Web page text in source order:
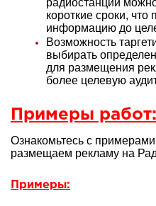
короткие сроки, что
информацию до
Возможность
выбирать
для размещения
более целевую
Примеры работ:
Ознакомьтесь с
размещаем рекламу на
Примеры: